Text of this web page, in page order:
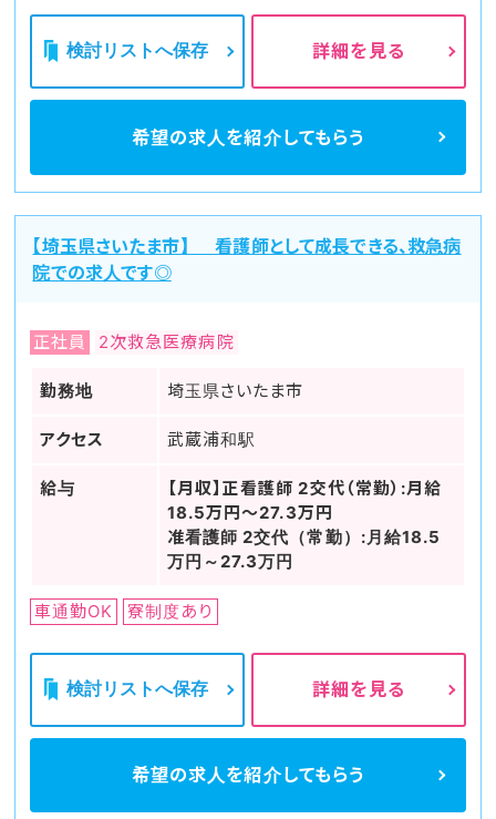
検討リストへ保存 詳細を見る
希望の求人を紹介してもらう
【埼玉県さいたま市】 看護師として成長できる、救急病
院での求人です◎
正社員 2次救急医療病院
勤務地 埼玉県さいたま市
アクセス 武蔵浦和駅
給与
【月収】正看護師 2交代（常勤）:月給
18.5万円～27.3万円
准看護師 2交代（常勤）:月給18.5
万円～27.3万円
車通勤OK 寮制度あり
検討リストへ保存 詳細を見る
希望の求人を紹介してもらう